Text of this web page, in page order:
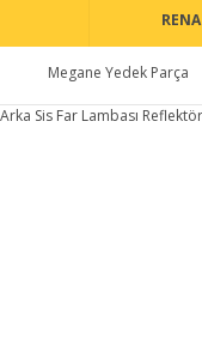
Megane Yedek Parça